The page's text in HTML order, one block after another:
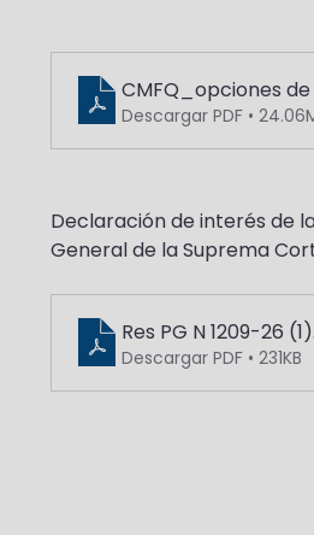
CMFQ_opciones
Descargar PDF •
Declaración de interés de
General de la Suprema
Res PG N 1209-26 (1)
Descargar PDF • 231KB